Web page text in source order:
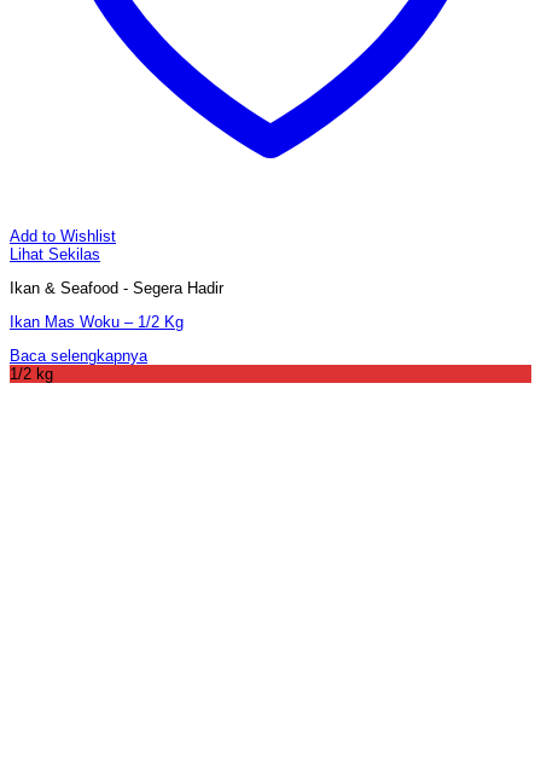
Add to Wishlist
Lihat Sekilas
Ikan & Seafood - Segera Hadir
Ikan Mas Woku – 1/2 Kg
Baca selengkapnya
1/2 kg